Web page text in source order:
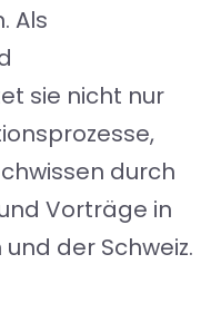
Als
sie nicht nur
durch
Vorträge in
der Schweiz.